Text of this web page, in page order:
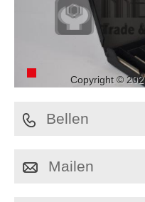
Copyright ©
Bellen
Mailen